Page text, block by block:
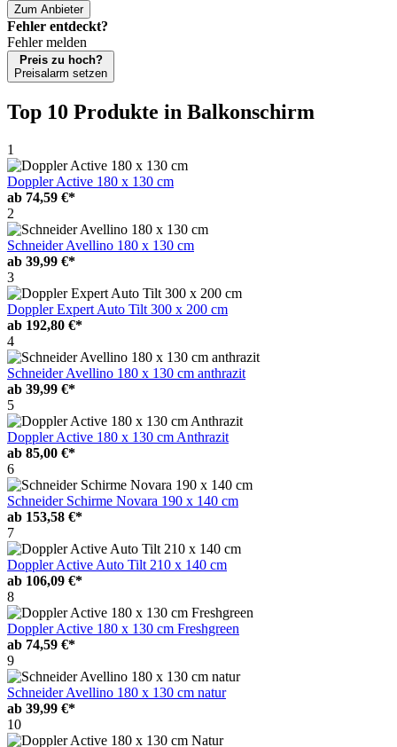
Zum Anbieter
Fehler entdeckt?
Fehler melden
Preis zu hoch?
Preisalarm setzen
Top 10 Produkte in Balkonschirm
1
Doppler Active 180 x 130 cm
ab 74,59 €*
2
Schneider Avellino 180 x 130 cm
ab 39,99 €*
3
Doppler Expert Auto Tilt 300 x 200 cm
ab 192,80 €*
4
Schneider Avellino 180 x 130 cm anthrazit
ab 39,99 €*
5
Doppler Active 180 x 130 cm Anthrazit
ab 85,00 €*
6
Schneider Schirme Novara 190 x 140 cm
ab 153,58 €*
7
Doppler Active Auto Tilt 210 x 140 cm
ab 106,09 €*
8
Doppler Active 180 x 130 cm Freshgreen
ab 74,59 €*
9
Schneider Avellino 180 x 130 cm natur
ab 39,99 €*
10